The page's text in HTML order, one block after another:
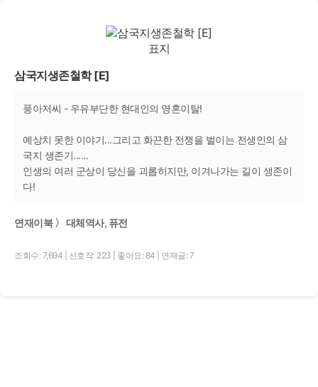
삼국지생존철학 [E]
풍아저씨 - 우유부단한 현대인의 영혼이탈!
예상치 못한 이야기...그리고 화끈한 전쟁을 벌이는 전생인의 삼
국지 생존기......
인생의 여러 군상이 당신을 괴롭히지만, 이겨나가는 길이 생존이
다!
연재이북 〉 대체역사, 퓨전
조회수: 7,694 선호작: 223 좋아요: 84 연재글: 7